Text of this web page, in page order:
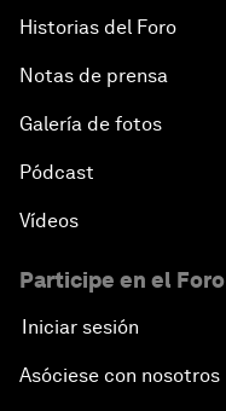
Historias del Foro
Notas de prensa
Galería de fotos
Pódcast
Vídeos
Participe en el Foro
Iniciar sesión
Asóciese con nosotros